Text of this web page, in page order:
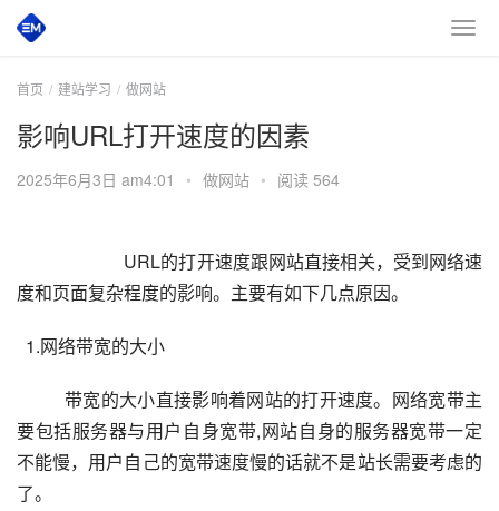
首页 建站学习 做网站
影响URL打开速度的因素
2025年6月3日 am4:01 • 做网站 • 阅读 564
URL的打开速度跟网站直接相关，受到网络速
度和页面复杂程度的影响。主要有如下几点原因。
  1.网络带宽的大小
要包括服务器与用户自身宽带,网站自身的服务器宽带一定
不能慢，用户自己的宽带速度慢的话就不是站长需要考虑的
了。